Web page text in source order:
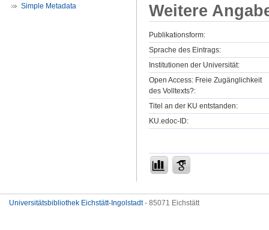
Simple Metadata
Weitere
Publikationsform:
Sprache des Eintrags:
Institutionen der Universität:
Open Access: Freie Zugänglichkeit
des Volltexts?:
Titel an der KU entstanden:
KU.edoc-ID:
Universitätsbibliothek Eichstätt-Ingolstadt- 85071 Eichstätt